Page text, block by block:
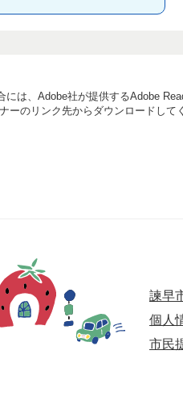
は、Adobe社が提供するAdobe
ーのリンク先からダウンロードして
諫早
個人
市民